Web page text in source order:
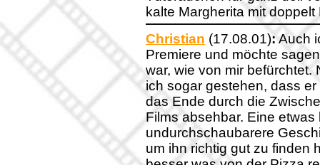
kalte Margherita mit doppelt
Christian (17.08.01):Auch
Premiere und möchte
war, wie von mir
ich sogar gestehen, dass
das Ende durch die
Films absehbar. Eine
undurchschaubarere
um ihn richtig gut zu finden